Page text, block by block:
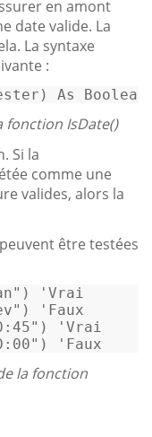
en amont
date valide. La
La syntaxe
:
As Boolean
fonction IsDate()
Si la
comme une
valides, alors la
être testées
)
'Vrai
)
'Faux
)
'Vrai
) 'Faux
la fonction